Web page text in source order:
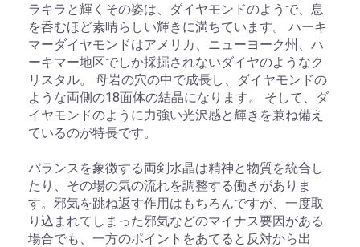
ラキラと輝くその姿は、ダイヤモンドのようで、息
を呑むほど素晴らしい輝きに満ちています。 ハーキ
マーダイヤモンドはアメリカ、ニューヨーク州、ハ
ーキマー地区でしか採掘されないダイヤのようなク
リスタル。 母岩の穴の中で成長し、ダイヤモンドの
ような両側の18面体の結晶になります。 そして、ダ
イヤモンドのように力強い光沢感と輝きを兼ね備え
ているのが特長です。
バランスを象徴する両剣水晶は精神と物質を統合し
たり、その場の気の流れを調整する働きがありま
す。邪気を跳ね返す作用はもちろんですが、一度取
り込まれてしまった邪気などのマイナス要因がある
場合でも、一方のポイントをあてると反対から出